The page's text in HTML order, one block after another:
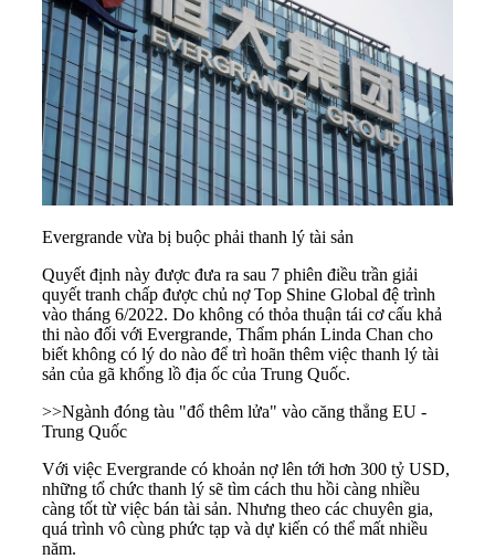
Evergrande vừa bị buộc phải thanh lý tài sản
Quyết định này được đưa ra sau 7 phiên điều trần giải
quyết tranh chấp được chủ nợ Top Shine Global đệ trình
vào tháng 6/2022. Do không có thỏa thuận tái cơ cấu khả
thi nào đối với Evergrande, Thẩm phán Linda Chan cho
biết không có lý do nào để trì hoãn thêm việc thanh lý tài
sản của gã khổng lồ địa ốc của Trung Quốc.
>>Ngành đóng tàu "đổ thêm lửa" vào căng thẳng EU -
Trung Quốc
Với việc Evergrande có khoản nợ lên tới hơn 300 tỷ USD,
những tổ chức thanh lý sẽ tìm cách thu hồi càng nhiều
càng tốt từ việc bán tài sản. Nhưng theo các chuyên gia,
quá trình vô cùng phức tạp và dự kiến có thể mất nhiều
năm.